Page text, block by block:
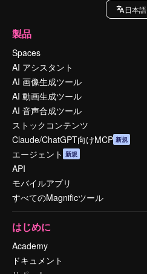
日本語
製品
Spaces
AI アシスタント
AI 画像生成ツール
AI 動画生成ツール
AI 音声合成ツール
ストックコンテンツ
Claude/ChatGPT向けMCP 新規
エージェント 新規
API
モバイルアプリ
すべてのMagnificツール
はじめに
Academy
ドキュメント